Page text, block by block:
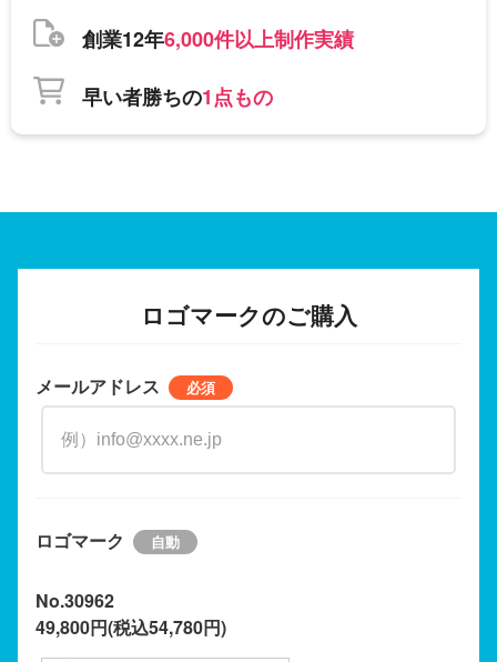
創業12年6,000件以上制作実績
早い者勝ちの1点もの
ロゴマークのご購入
メールアドレス
ロゴマーク
No.30962
49,800円(税込54,780円)